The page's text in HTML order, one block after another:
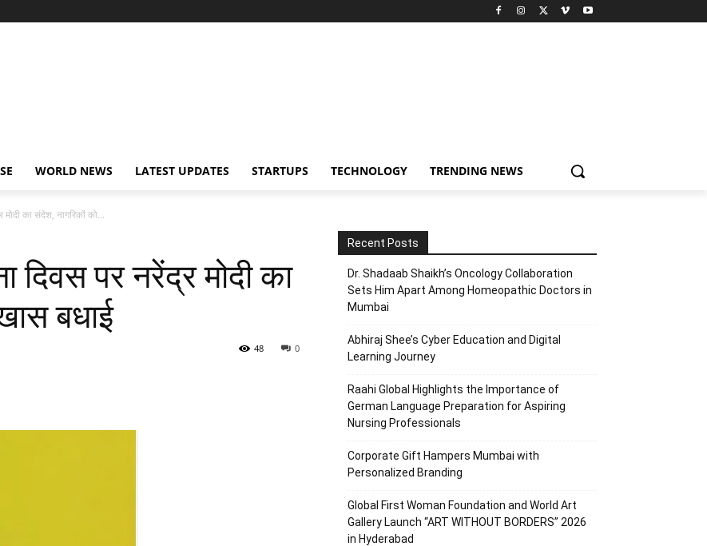
WORLD NEWS LATEST UPDATES STARTUPS TECHNOLOGY TRENDING NEWS
मोदी का संदेश, नागरिकों को...
दिवस पर नरेंद्र मोदी का
बधाई
0
48
Recent Posts
Dr. Shadaab Shaikh’s Oncology Collaboration
Sets Him Apart Among Homeopathic Doctors in
Mumbai
Abhiraj Shee’s Cyber Education and Digital
Learning Journey
Raahi Global Highlights the Importance of
German Language Preparation for Aspiring
Nursing Professionals
Corporate Gift Hampers Mumbai with
Personalized Branding
Global First Woman Foundation and World Art
Gallery Launch “ART WITHOUT BORDERS” 2026
in Hyderabad